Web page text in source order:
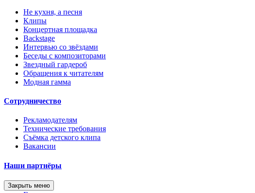
Не кухня, а песня
Клипы
Концертная площадка
Backstage
Интервью со звёздами
Беседы с композиторами
Звездный гардероб
Обращения к читателям
Модная гамма
Сотрудничество
Рекламодателям
Технические требования
Съёмка детского клипа
Вакансии
Наши партнёры
Закрыть меню